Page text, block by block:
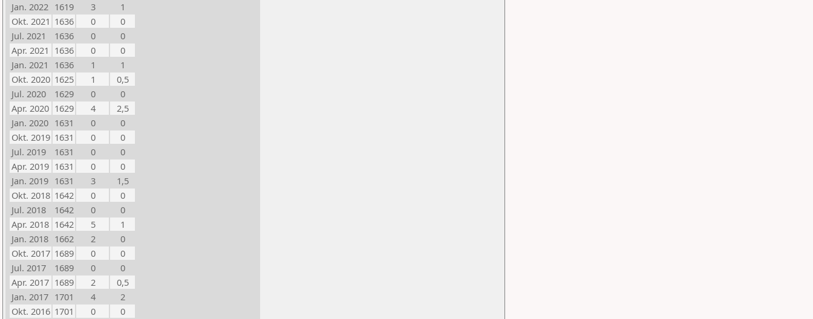
Jan. 2022 1619 3
1
Okt. 2021 1636 0
0
Jul. 2021
1636 0
0
Apr. 2021 1636 0
0
Jan. 2021
1636 1
1
Okt. 2020 1625 1
0,5
Jul. 2020
1629 0
0
Apr. 2020 1629 4
2,5
Jan. 2020 1631 0
0
Okt. 2019 1631 0
0
Jul. 2019
1631 0
0
Apr. 2019 1631 0
0
Jan. 2019 1631 3
1,5
Okt. 2018 1642 0
0
Jul. 2018
1642 0
0
Apr. 2018 1642 5
1
Jan. 2018 1662 2
0
Okt. 2017 1689 0
0
Jul. 2017
1689 0
0
Apr. 2017 1689 2
0,5
Jan. 2017 1701 4
2
Okt. 2016 1701 0
0